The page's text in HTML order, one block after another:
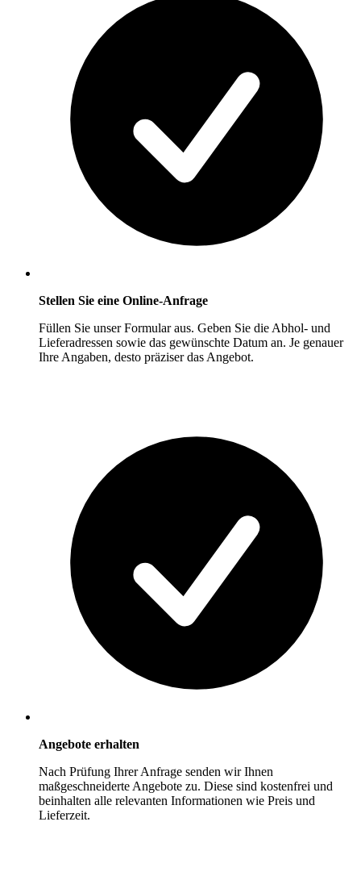
Stellen Sie eine Online-Anfrage
Füllen Sie unser Formular aus. Geben Sie die Abhol- und
Lieferadressen sowie das gewünschte Datum an. Je genauer
Ihre Angaben, desto präziser das Angebot.
Angebote erhalten
Nach Prüfung Ihrer Anfrage senden wir Ihnen
maßgeschneiderte Angebote zu. Diese sind kostenfrei und
beinhalten alle relevanten Informationen wie Preis und
Lieferzeit.